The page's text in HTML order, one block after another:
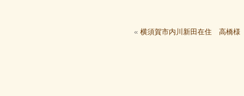
« 横須賀市内川新田在住 高橋様